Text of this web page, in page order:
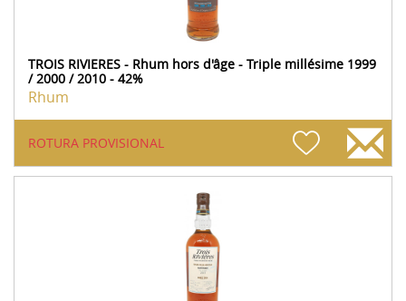
TROIS RIVIERES - Rhum hors d'âge - Triple millésime 1999
/ 2000 / 2010 - 42%
Rhum
ROTURA PROVISIONAL